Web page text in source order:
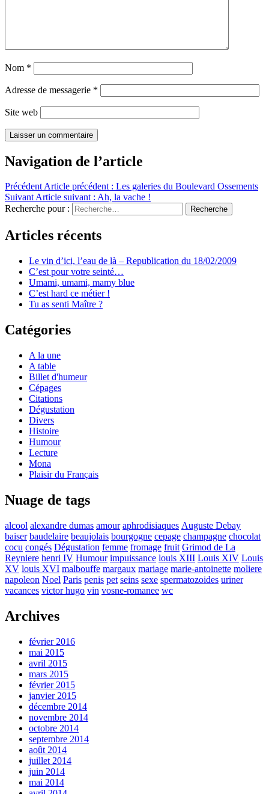
Nom *
Adresse de messagerie *
Site web
Navigation de l’article
PrécédentArticle précédent : Les galeries du Boulevard Ossements
SuivantArticle suivant : Ah, la vache !
Recherche pour :
Recherche
Articles récents
Le vin d’ici, l’eau de là – Republication du 18/02/2009
C’est pour votre seinté…
Umami, umami, mamy blue
C’est hard ce métier !
Tu as senti Maître ?
Catégories
A la une
A table
Billet d'humeur
Cépages
Citations
Dégustation
Divers
Histoire
Humour
Lecture
Mona
Plaisir du Français
Nuage de tags
alcool alexandre dumas amour aphrodisiaques Auguste Debay
baiser baudelaire beaujolais bourgogne cepage champagne chocolat
cocu congés Dégustation femme fromage fruit Grimod de La
Reyniere henri IV Humour impuissance louis XIII Louis XIV Louis
XV louis XVI malbouffe margaux mariage marie-antoinette moliere
napoleon Noel Paris penis pet seins sexe spermatozoides uriner
vacances victor hugo vin vosne-romanee wc
Archives
février 2016
mai 2015
avril 2015
mars 2015
février 2015
janvier 2015
décembre 2014
novembre 2014
octobre 2014
septembre 2014
août 2014
juillet 2014
juin 2014
mai 2014